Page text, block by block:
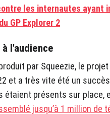
les internautes ayant
GP Explorer 2
l'audience
par Squeezie, le
et a très vite été un
étaient présents sur place,
jusqu’à 1 million de